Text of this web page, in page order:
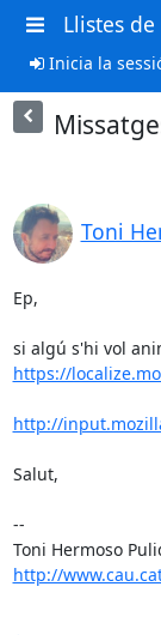
Llistes
Inicia la
Toni
Ep,
https://
http://
Salut,
--
http://